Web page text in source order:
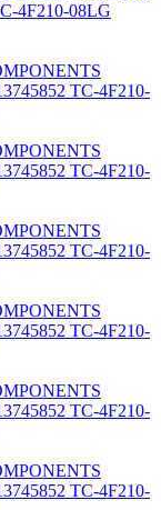
4F210-08LG
TC-4F210-
TC-4F210-
TC-4F210-
TC-4F210-
TC-4F210-
TC-4F210-